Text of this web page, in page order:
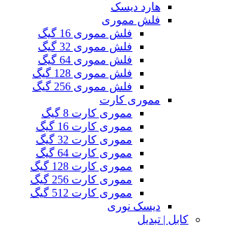
هارد دیسک
فلش مموری
فلش مموری 16 گیگ
فلش مموری 32 گیگ
فلش مموری 64 گیگ
فلش مموری 128 گیگ
فلش مموری 256 گیگ
مموری کارت
مموری کارت 8 گیگ
مموری کارت 16 گیگ
مموری کارت 32 گیگ
مموری کارت 64 گیگ
مموری کارت 128 گیگ
مموری کارت 256 گیگ
مموری کارت 512 گیگ
دیسک نوری
کابل | تبدیل